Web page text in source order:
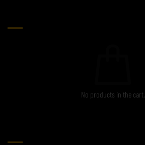
No products in the cart.